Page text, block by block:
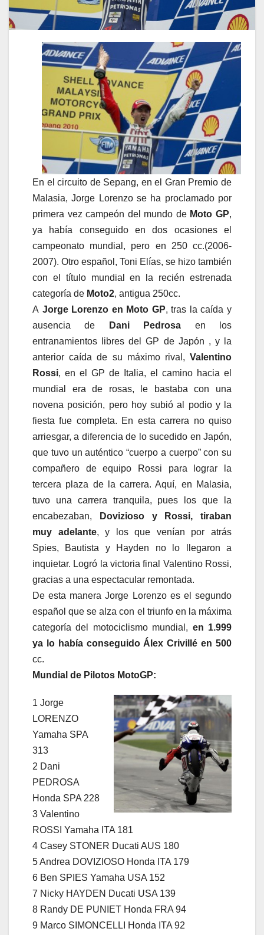
En el circuito de Sepang, en el Gran Premio de
Malasia, Jorge Lorenzo se ha proclamado por
primera vez campeón del mundo de Moto GP,
ya había conseguido en dos ocasiones el
campeonato mundial, pero en 250 cc.(2006-
2007). Otro español, Toni Elías, se hizo también
con el título mundial en la recién estrenada
categoría de Moto2, antigua 250cc.
A Jorge Lorenzo en Moto GP, tras la caída y
ausencia de
Dani Pedrosa en los
entranamientos libres del GP de Japón , y la
anterior caída de su máximo rival, Valentino
Rossi, en el GP de Italia, el camino hacia el
mundial era de rosas, le bastaba con una
novena posición, pero hoy subió al podio y la
fiesta fue completa. En esta carrera no quiso
arriesgar, a diferencia de lo sucedido en Japón,
que tuvo un auténtico “cuerpo a cuerpo” con su
compañero de equipo Rossi para lograr la
tercera plaza de la carrera. Aquí, en Malasia,
tuvo una carrera tranquila, pues los que la
encabezaban,
Dovizioso y Rossi, tiraban
muy adelante, y los que venían por atrás
Spies, Bautista y Hayden no lo llegaron a
inquietar. Logró la victoria final Valentino Rossi,
gracias a una espectacular remontada.
De esta manera Jorge Lorenzo es el segundo
español que se alza con el triunfo en la máxima
categoría del motociclismo mundial, en 1.999
ya lo había conseguido Álex Crivillé en 500
cc.
Mundial de Pilotos MotoGP:
1 Jorge
LORENZO
Yamaha SPA
313
2 Dani
PEDROSA
Honda SPA 228
3 Valentino
ROSSI Yamaha ITA 181
4 Casey STONER Ducati AUS 180
5 Andrea DOVIZIOSO Honda ITA 179
6 Ben SPIES Yamaha USA 152
7 Nicky HAYDEN Ducati USA 139
8 Randy DE PUNIET Honda FRA 94
9 Marco SIMONCELLI Honda ITA 92